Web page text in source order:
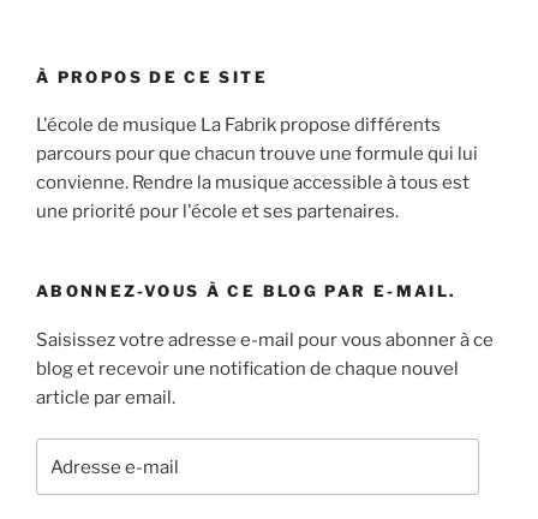
À PROPOS DE CE SITE
L'école de musique La Fabrik propose différents
parcours pour que chacun trouve une formule qui lui
convienne. Rendre la musique accessible à tous est
une priorité pour l'école et ses partenaires.
ABONNEZ-VOUS À CE BLOG PAR E-MAIL.
Saisissez votre adresse e-mail pour vous abonner à ce
blog et recevoir une notification de chaque nouvel
article par email.
e-